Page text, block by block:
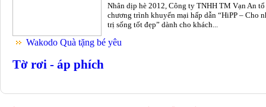
Nhân dịp hè 2012, Công ty TNHH TM Vạn An
chương trình khuyến mại hấp dẫn “HiPP – Cho
trị sống tốt đẹp” dành cho khách...
Wakodo Quà tặng bé yêu
Tờ rơi - áp phích